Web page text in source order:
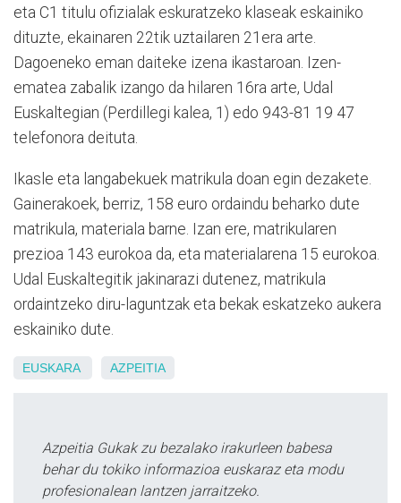
eta C1 titulu ofizialak eskuratzeko klaseak eskainiko
dituzte, ekainaren 22tik uztailaren 21era arte.
Dagoeneko eman daiteke izena ikastaroan. Izen-
ematea zabalik izango da hilaren 16ra arte, Udal
Euskaltegian (Perdillegi kalea, 1) edo 943-81 19 47
telefonora deituta.
Ikasle eta langabekuek matrikula doan egin dezakete.
Gainerakoek, berriz, 158 euro ordaindu beharko dute
matrikula, materiala barne. Izan ere, matrikularen
prezioa 143 eurokoa da, eta materialarena 15 eurokoa.
Udal Euskaltegitik jakinarazi dutenez, matrikula
ordaintzeko diru-laguntzak eta bekak eskatzeko aukera
eskainiko dute.
EUSKARA AZPEITIA
Azpeitia Gukak zu bezalako irakurleen babesa
behar du tokiko informazioa euskaraz eta modu
profesionalean lantzen jarraitzeko.